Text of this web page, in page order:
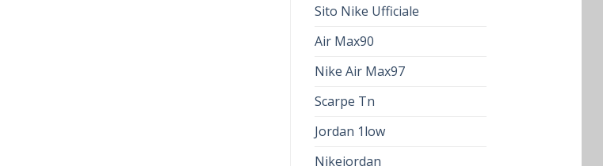
Sito Nike Ufficiale
Air Max90
Nike Air Max97
Scarpe Tn
Jordan 1low
Nikejordan